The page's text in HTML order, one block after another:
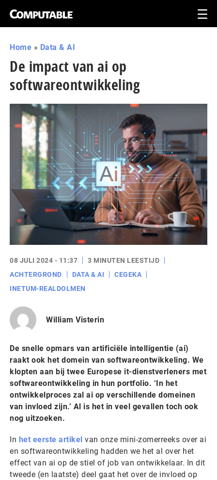
Home » Data & AI
De impact van ai op
softwareontwikkeling
08 JULI 2024 - 11:37
3 MINUTEN LEESTIJD
ACHTERGROND
DATA & AI
CEGEKA
INETUM-REALDOLMEN
William Visterin
De snelle opmars van artificiële intelligentie (ai)
raakt ook het domein van softwareontwikkeling. We
klopten aan bij twee Europese it-dienstverleners met
softwareontwikkeling in hun portfolio. ‘In het
ontwikkelproces zal ai op verschillende domeinen
van invloed zijn.’ Al is het in veel gevallen toch ook
nog uitzoeken.
In het eerste artikel van onze mini-zomerreeks over ai
en softwareontwikkeling hadden we het al over het
effect van ai op de stiel of job van ontwikkelaar. In dit
tweede (en laatste) deel gaat het over de invloed op